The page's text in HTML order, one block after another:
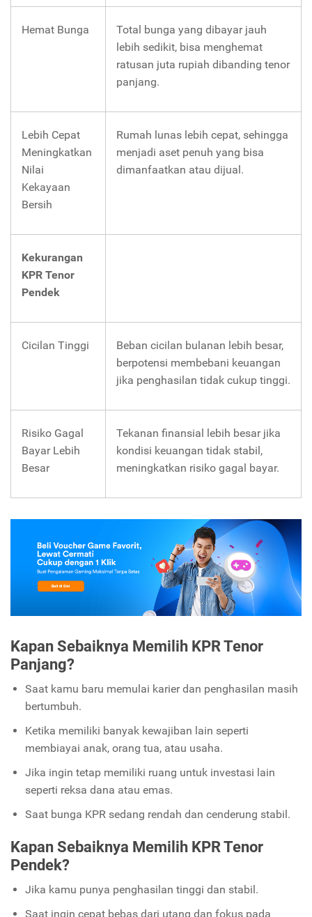
Hemat Bunga
Total bunga yang dibayar jauh
lebih sedikit, bisa menghemat
ratusan juta rupiah dibanding tenor
panjang.
Lebih Cepat
Meningkatkan
Nilai
Kekayaan
Bersih
Rumah lunas lebih cepat, sehingga
menjadi aset penuh yang bisa
dimanfaatkan atau dijual.
Kekurangan
KPR Tenor
Pendek
Cicilan Tinggi
Beban cicilan bulanan lebih besar,
berpotensi membebani keuangan
jika penghasilan tidak cukup tinggi.
Risiko Gagal
Bayar Lebih
Besar
Tekanan finansial lebih besar jika
kondisi keuangan tidak stabil,
meningkatkan risiko gagal bayar.
Kapan Sebaiknya Memilih KPR Tenor
Panjang?
Saat kamu baru memulai karier dan penghasilan masih
bertumbuh.
Ketika memiliki banyak kewajiban lain seperti
membiayai anak, orang tua, atau usaha.
Jika ingin tetap memiliki ruang untuk investasi lain
seperti reksa dana atau emas.
Saat bunga KPR sedang rendah dan cenderung stabil.
Kapan Sebaiknya Memilih KPR Tenor
Pendek?
Jika kamu punya penghasilan tinggi dan stabil.
Saat ingin cepat bebas dari utang dan fokus pada